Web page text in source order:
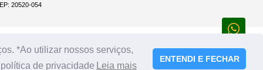
20520-054
*Ao utilizar nossos serviços,
de privacidade Leia mais
ENTENDI E FECHAR